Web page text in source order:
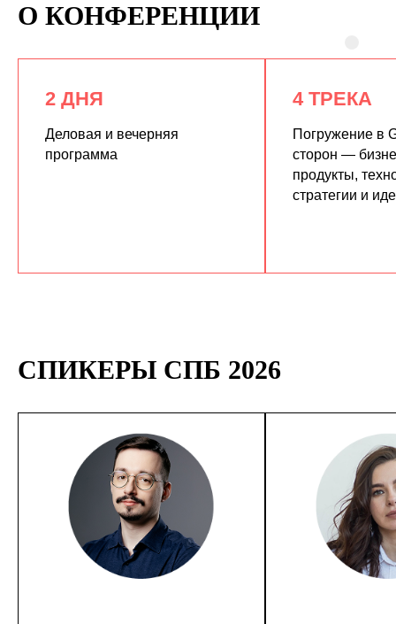
О КОНФЕРЕНЦИИ
2 ДНЯ
Деловая и вечерняя
программа
4 ТРЕКА
Погружение в
сторон —
продукты,
стратегии и
СПИКЕРЫ СПБ 2026